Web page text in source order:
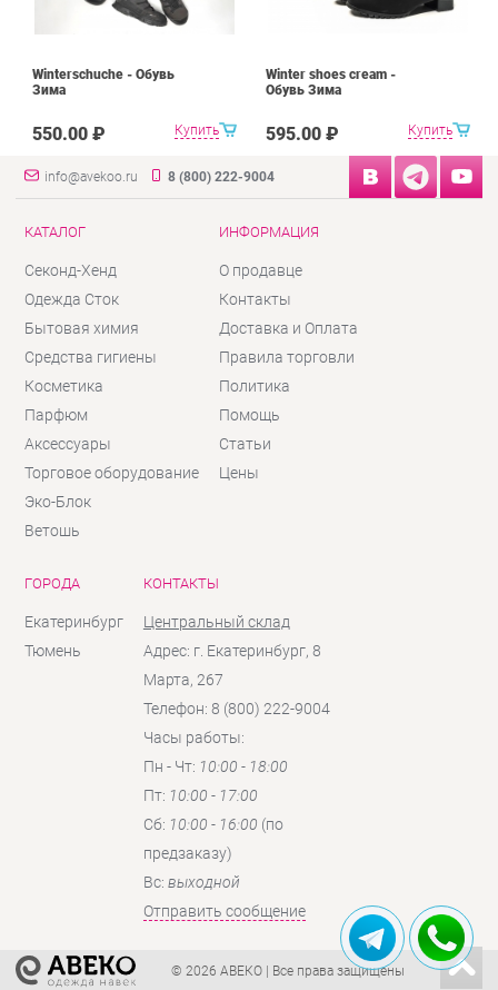
Купить
Winterschuche - Обувь
Зима
550.00 ₽ Купить
Winter shoes cream -
Обувь Зима
595.00 ₽
info@avekoo.ru 8 (800) 222-9004
КАТАЛОГ
Секонд-Хенд
Одежда Сток
Бытовая химия
Средства гигиены
Косметика
Парфюм
Аксессуары
Торговое оборудование
Эко-Блок
Ветошь
ИНФОРМАЦИЯ
О продавце
Контакты
Доставка и Оплата
Правила торговли
Политика
Помощь
Статьи
Цены
ГОРОДА
Екатеринбург
Тюмень
КОНТАКТЫ
Центральный склад
Адрес: г. Екатеринбург, 8
Марта, 267
Телефон: 8 (800) 222-9004
Часы работы:
Пн - Чт: 10:00 - 18:00
Пт: 10:00 - 17:00
Сб: 10:00 - 16:00 (по
предзаказу)
Вc: выходной
Отправить сообщение
© 2026 АВЕКО | Все права защищены